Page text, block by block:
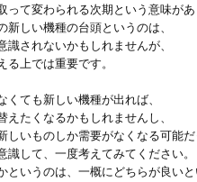
って変わられる次期という意味があ
新しい機種の台頭というのは、
識されないかもしれませんが、
る上では重要です。
くても新しい機種が出れば、
えたくなるかもしれませんし、
しいものしか需要がなくなる可能だ
識して、一度考えてみてください。
というのは、一概にどちらが良い